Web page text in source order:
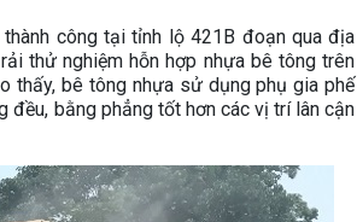
công tại tỉnh lộ 421B đoạn qua địa
thử nghiệm hỗn hợp nhựa bê tông trên
thấy, bê tông nhựa sử dụng phụ gia phế
bằng phẳng tốt hơn các vị trí lân cận